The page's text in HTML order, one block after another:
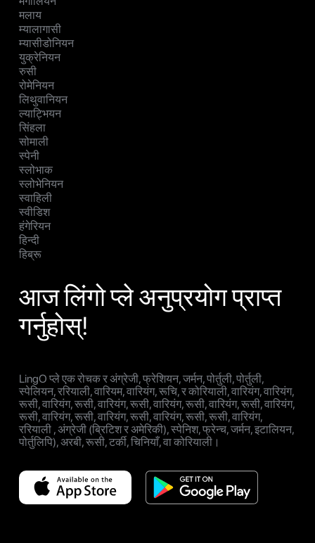
मलाय
म्यालागासी
म्यासीडोनियन
युक्रेनियन
रुसी
रोमेनियन
लिथुवानियन
ल्याट्भियन
सिंहला
सोमाली
स्पेनी
स्लोभाक
स्लोभेनियन
स्वाहिली
स्वीडिश
हंगेरियन
हिन्दी
हिब्रू
आज लिंगो प्ले अनुप्रयोग प्राप्त
गर्नुहोस्!
LingO प्ले एक रोचक र अंग्रेजी, फ्रेशियन, जर्मन, पोर्तुली, पोर्तुली,
स्पेलियन, ररियाली, वारियम, वारियंग, रूचि, र कोरियाली, वारियंग, वारियंग,
रूसी, वारियंग, रूसी, वारियंग, रूसी, वारियंग, रूसी, वारियंग, रूसी, वारियंग,
रूसी, वारियंग, रूसी, वारियंग, रूसी, वारियंग, रूसी, रूसी, वारियंग,
ररियाली , अंग्रेजी (ब्रिटिश र अमेरिकी), स्पेनिश, फ्रेन्च, जर्मन, इटालियन,
पोर्तुलिपि), अरबी, रूसी, टर्की, चिनियाँ, वा कोरियाली।